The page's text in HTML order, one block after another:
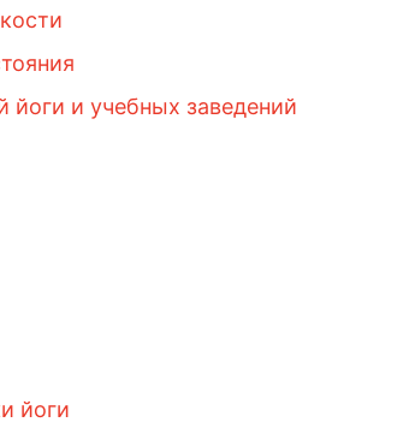
йоги и учебных заведений
йоги